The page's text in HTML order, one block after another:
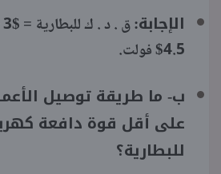
الإجابة:
4.5$ فولت.
ب- ما طريقة توصيل
على أقل قوة دافعة
للبطارية؟